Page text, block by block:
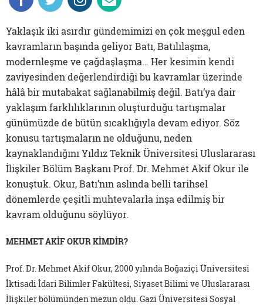
Yaklaşık iki asırdır gündemimizi en çok meşgul eden
kavramların başında geliyor Batı, Batılılaşma,
modernleşme ve çağdaşlaşma… Her kesimin kendi
zaviyesinden değerlendirdiği bu kavramlar üzerinde
hâlâ bir mutabakat sağlanabilmiş değil. Batı’ya dair
yaklaşım farklılıklarının oluşturduğu tartışmalar
günümüzde de bütün sıcaklığıyla devam ediyor. Söz
konusu tartışmaların ne olduğunu, neden
kaynaklandığını Yıldız Teknik Üniversitesi Uluslararası
İlişkiler Bölüm Başkanı Prof. Dr. Mehmet Akif Okur ile
konuştuk. Okur, Batı’nın aslında belli tarihsel
dönemlerde çeşitli muhtevalarla inşa edilmiş bir
kavram olduğunu söylüyor.
MEHMET AKİF OKUR KİMDİR?
Prof. Dr. Mehmet Akif Okur, 2000 yılında Boğaziçi Üniversitesi
İktisadi İdari Bilimler Fakültesi, Siyaset Bilimi ve Uluslararası
İlişkiler bölümünden mezun oldu. Gazi Üniversitesi Sosyal